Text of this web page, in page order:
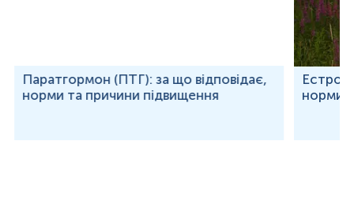
Паратгормон (ПТГ): за що відповідає,
норми та причини підвищення
норми